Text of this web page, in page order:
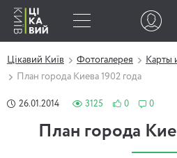
Цікавий Київ Фотогалерея
Карты
План города Киева 1902 года
26.01.2014 3125 0 0
План города